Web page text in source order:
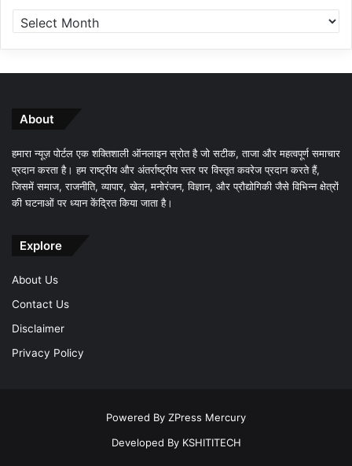
About
हमारा न्यूज़ पोर्टल एक शक्तिशाली ऑनलाइन स्रोत है जो सटीक, ताजा और महत्वपूर्ण समाचार
प्रदान करता है। हम राष्ट्रीय और अंतर्राष्ट्रीय स्तर पर विस्तृत कवरेज प्रदान करते हैं,
जिसमें समाज, राजनीति, व्यापार, खेल, मनोरंजन, विज्ञान, और प्रौद्योगिकी जैसे विभिन्न क्षेत्रों
की घटनाओं पर ध्यान केंद्रित किया जाता है।
Explore
About Us
Contact Us
Disclaimer
Privacy Policy
Powered By ZPress Mercury
Developed By KSHITITECH